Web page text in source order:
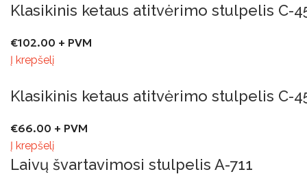
Klasikinis ketaus atitvėrimo stulpelis C-
€102.00 + PVM
Į krepšelį
Klasikinis ketaus atitvėrimo stulpelis C-
€66.00 + PVM
Į krepšelį
Laivų švartavimosi stulpelis A-711